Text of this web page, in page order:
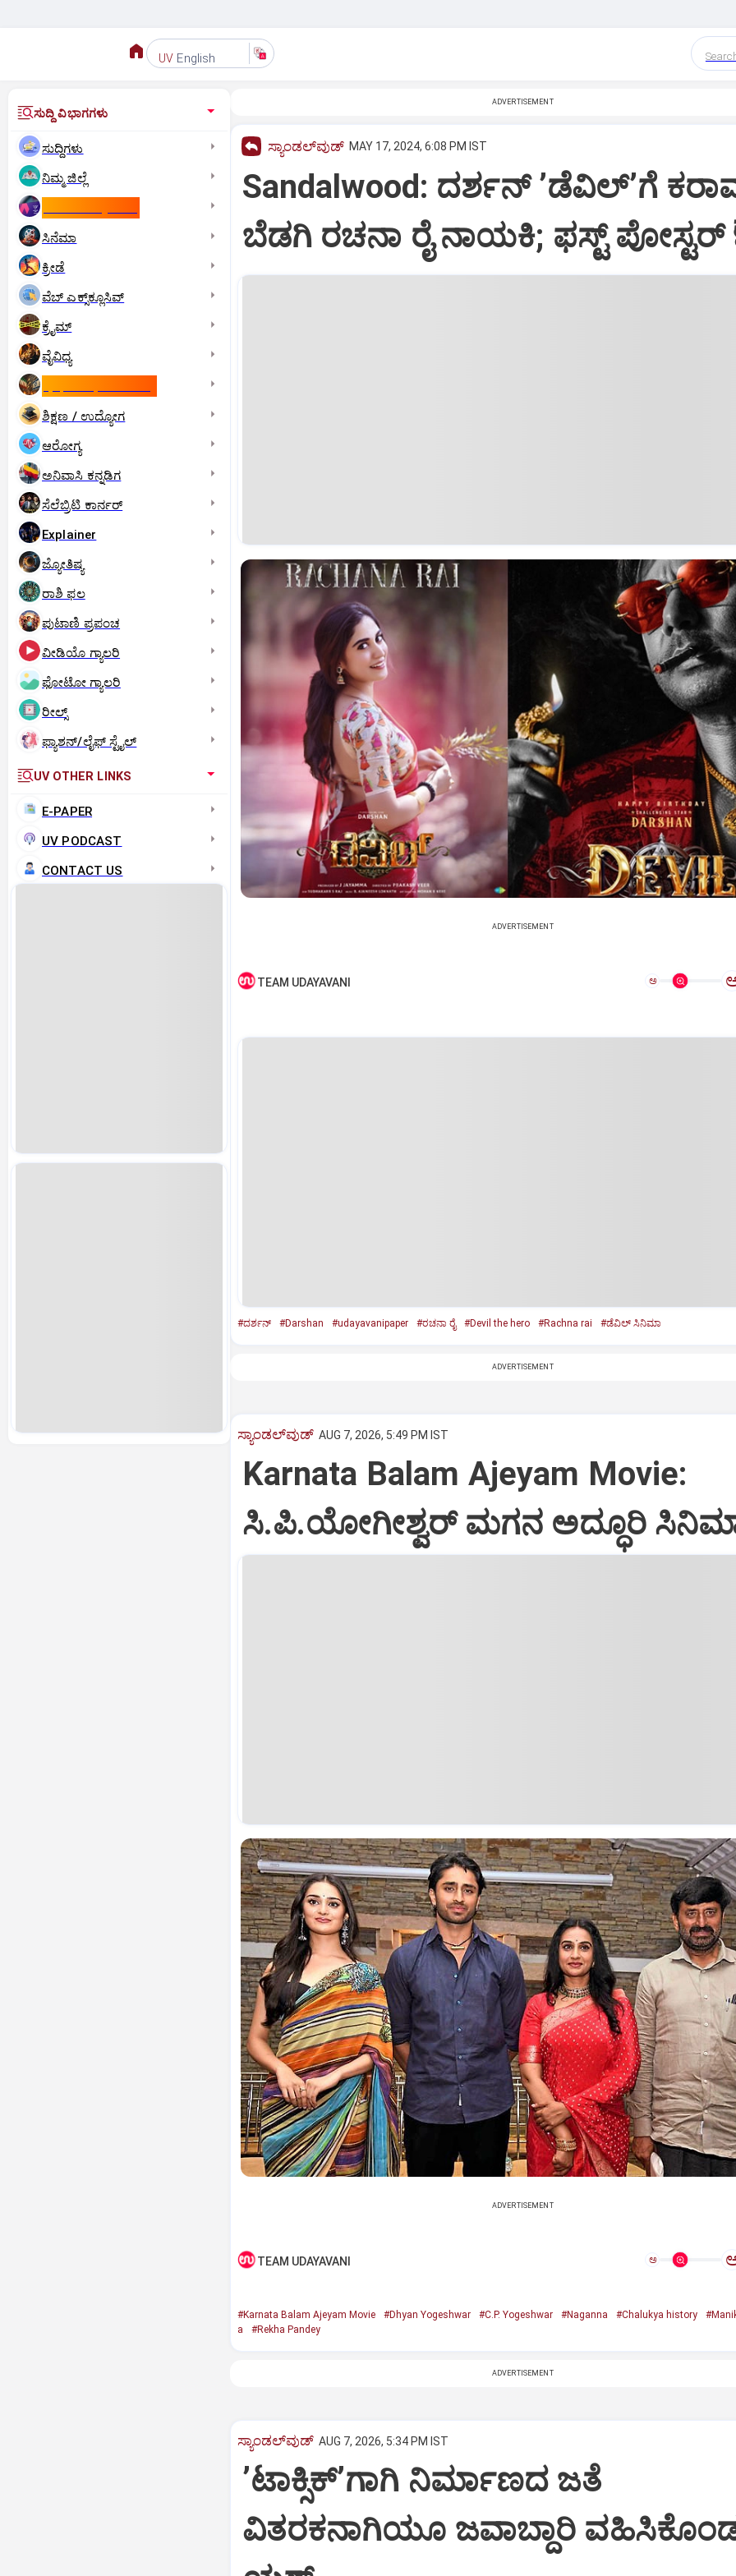
UV English
ಸುದ್ದಿ ವಿಭಾಗಗಳು
ಸುದ್ದಿಗಳು
ನಿಮ್ಮ ಜಿಲ್ಲೆ
ಸಿನೆಮಾ
ಕ್ರೀಡೆ
ವೆಬ್ ಎಕ್ಸ್‌ಕ್ಲೂಸಿವ್
ಕ್ರೈಮ್
ವೈವಿಧ್ಯ
ಶಿಕ್ಷಣ / ಉದ್ಯೋಗ
ಆರೋಗ್ಯ
ಅನಿವಾಸಿ ಕನ್ನಡಿಗ
ಸೆಲೆಬ್ರಿಟಿ ಕಾರ್ನರ್‌
Explainer
ಜ್ಯೋತಿಷ್ಯ
ರಾಶಿ ಫಲ
ಪುಟಾಣಿ ಪ್ರಪಂಚ
ವೀಡಿಯೊ ಗ್ಯಾಲರಿ
ಫೋಟೋ ಗ್ಯಾಲರಿ
ರೀಲ್ಸ್
ಫ್ಯಾಶನ್/ಲೈಫ್‌ ಸ್ಟೈಲ್
UV OTHER LINKS
E-PAPER
UV PODCAST
CONTACT US
ADVERTISEMENT
ಸ್ಯಾಂಡಲ್‌ವುಡ್‌ MAY 17, 2024, 6:08 PM IST
Sandalwood: ದರ್ಶನ್‌ ʼಡೆವಿಲ್‌ʼಗೆ
ಬೆಡಗಿ ರಚನಾ ರೈ ನಾಯಕಿ; ಫಸ್ಟ್‌
ADVERTISEMENT
TEAM UDAYAVANI ಅ
#ದರ್ಶನ್‌ #Darshan #udayavanipaper #ರಚನಾ ರೈ #Devil the hero #Rachna rai #ಡೆವಿಲ್‌ ಸಿನಿಮಾ
ADVERTISEMENT
ಸ್ಯಾಂಡಲ್‌ವುಡ್‌ AUG 7, 2026, 5:49 PM IST
Karnata Balam Ajeyam Movie:
ಸಿ.ಪಿ.ಯೋಗೀಶ್ವರ್‌ ಮಗನ ಅದ್ಧೂರಿ
ADVERTISEMENT
TEAM UDAYAVANI ಅ
#Karnata Balam Ajeyam Movie #Dhyan Yogeshwar #C.P. Yogeshwar #Naganna #Chalukya history
a
#Rekha Pandey
ADVERTISEMENT
ಸ್ಯಾಂಡಲ್‌ವುಡ್‌ AUG 7, 2026, 5:34 PM IST
ʼಟಾಕ್ಸಿಕ್‌ʼಗಾಗಿ ನಿರ್ಮಾಣದ ಜತೆ
ವಿತರಕನಾಗಿಯೂ ಜವಾಬ್ದಾರಿ